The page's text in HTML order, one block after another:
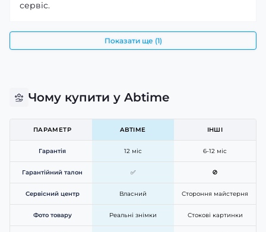
сервіс.
Показати ще (1)
Чому купити у Abtime
ПАРАМЕТР ABTIME ІНШІ
Гарантія 12 міс 6-12 міс
Гарантійний талон ✅ 🚫
Сервісний центр Власний Стороння майстерня
Фото товару Реальні знімки Стокові картинки